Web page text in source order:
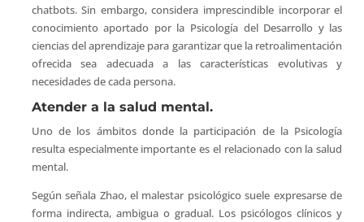
chatbots. Sin embargo, considera imprescindible incorporar el
conocimiento aportado por la Psicología del Desarrollo y las
ciencias del aprendizaje para garantizar que la retroalimentación
ofrecida sea adecuada a las características evolutivas y
necesidades de cada persona.
Atender a la salud mental.
Uno de los ámbitos donde la participación de la Psicología
resulta especialmente importante es el relacionado con la salud
mental.
Según señala Zhao, el malestar psicológico suele expresarse de
forma indirecta, ambigua o gradual. Los psicólogos clínicos y